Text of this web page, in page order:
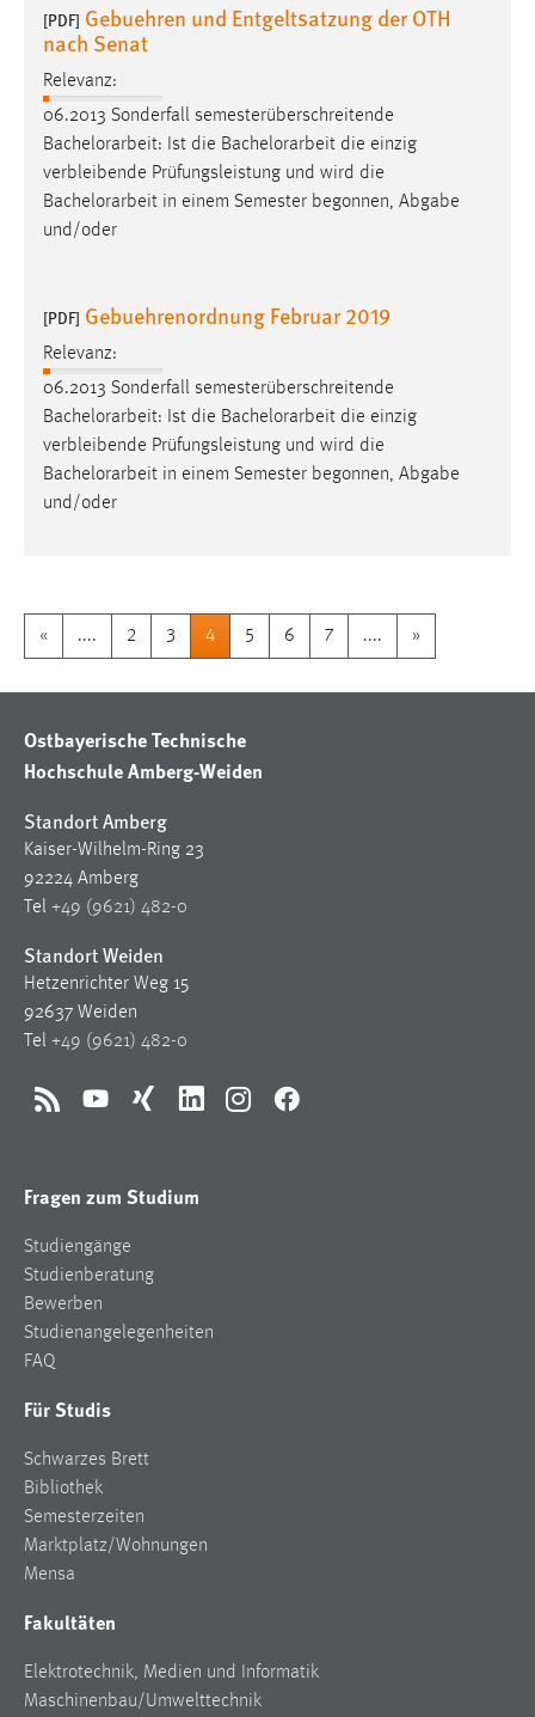
[PDF] Gebuehren und Entgeltsatzung der OTH
nach Senat
Relevanz:
06.2013 Sonderfall semesterüberschreitende
Bachelorarbeit: Ist die Bachelorarbeit die einzig
verbleibende Prüfungsleistung und wird die
Bachelorarbeit in einem Semester begonnen, Abgabe
und/oder
[PDF] Gebuehrenordnung Februar 2019
Relevanz:
06.2013 Sonderfall semesterüberschreitende
Bachelorarbeit: Ist die Bachelorarbeit die einzig
verbleibende Prüfungsleistung und wird die
Bachelorarbeit in einem Semester begonnen, Abgabe
und/oder
« .... 2 3 4 5 6 7 .... »
Ostbayerische Technische
Hochschule Amberg-Weiden
Standort Amberg
Kaiser-Wilhelm-Ring 23
92224 Amberg
Tel +49 (9621) 482-0
Standort Weiden
Hetzenrichter Weg 15
92637 Weiden
Tel +49 (9621) 482-0
RSS YouTubeXing LinkedInInstagramFacebook
Fragen zum Studium
Studiengänge
Studienberatung
Bewerben
Studienangelegenheiten
FAQ
Für Studis
Schwarzes Brett
Bibliothek
Semesterzeiten
Marktplatz/Wohnungen
Mensa
Fakultäten
Elektrotechnik, Medien und Informatik
Maschinenbau/Umwelttechnik